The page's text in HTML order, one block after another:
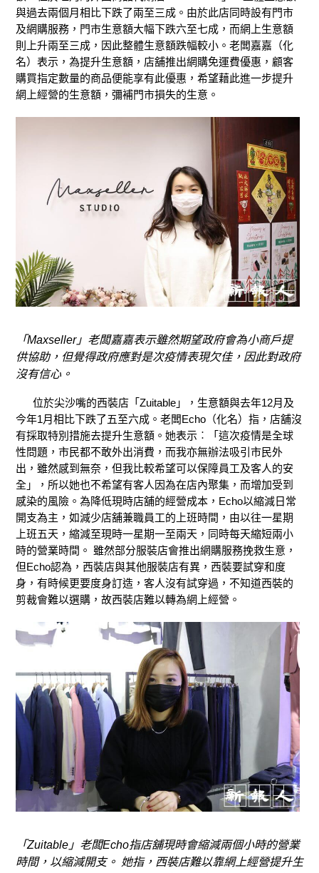
與過去兩個月相比下跌了兩至三成。由於此店同時設有門市
及網購服務，門市生意額大幅下跌六至七成，而網上生意額
則上升兩至三成，因此整體生意額跌幅較小。老闆嘉嘉（化
名）表示，為提升生意額，店舖推出網購免運費優惠，顧客
購買指定數量的商品便能享有此優惠，希望藉此進一步提升
網上經營的生意額，彌補門市損失的生意。
「Maxseller」老闆嘉嘉表示雖然期望政府會為小商戶提
供協助，但覺得政府應對是次疫情表現欠佳，因此對政府
沒有信心。
位於尖沙嘴的西裝店「Zuitable」，生意額與去年12月及
今年1月相比下跌了五至六成。老闆Echo（化名）指，店舖沒
有採取特別措施去提升生意額。她表示︰「這次疫情是全球
性問題，市民都不敢外出消費，而我亦無辦法吸引市民外
出，雖然感到無奈，但我比較希望可以保障員工及客人的安
全」，所以她也不希望有客人因為在店內聚集，而增加受到
感染的風險。為降低現時店舖的經營成本，Echo以縮減日常
開支為主，如減少店舖兼職員工的上班時間，由以往一星期
上班五天，縮減至現時一星期一至兩天，同時每天縮短兩小
時的營業時間。 雖然部分服裝店會推出網購服務挽救生意，
但Echo認為，西裝店與其他服裝店有異，西裝要試穿和度
身，有時候更要度身訂造，客人沒有試穿過，不知道西裝的
剪裁會難以選購，故西裝店難以轉為網上經營。
「Zuitable」老闆Echo指店舖現時會縮減兩個小時的營業
時間，以縮減開支。 她指，西裝店難以靠網上經營提升生